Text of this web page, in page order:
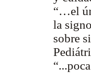
“…el
la
sobre